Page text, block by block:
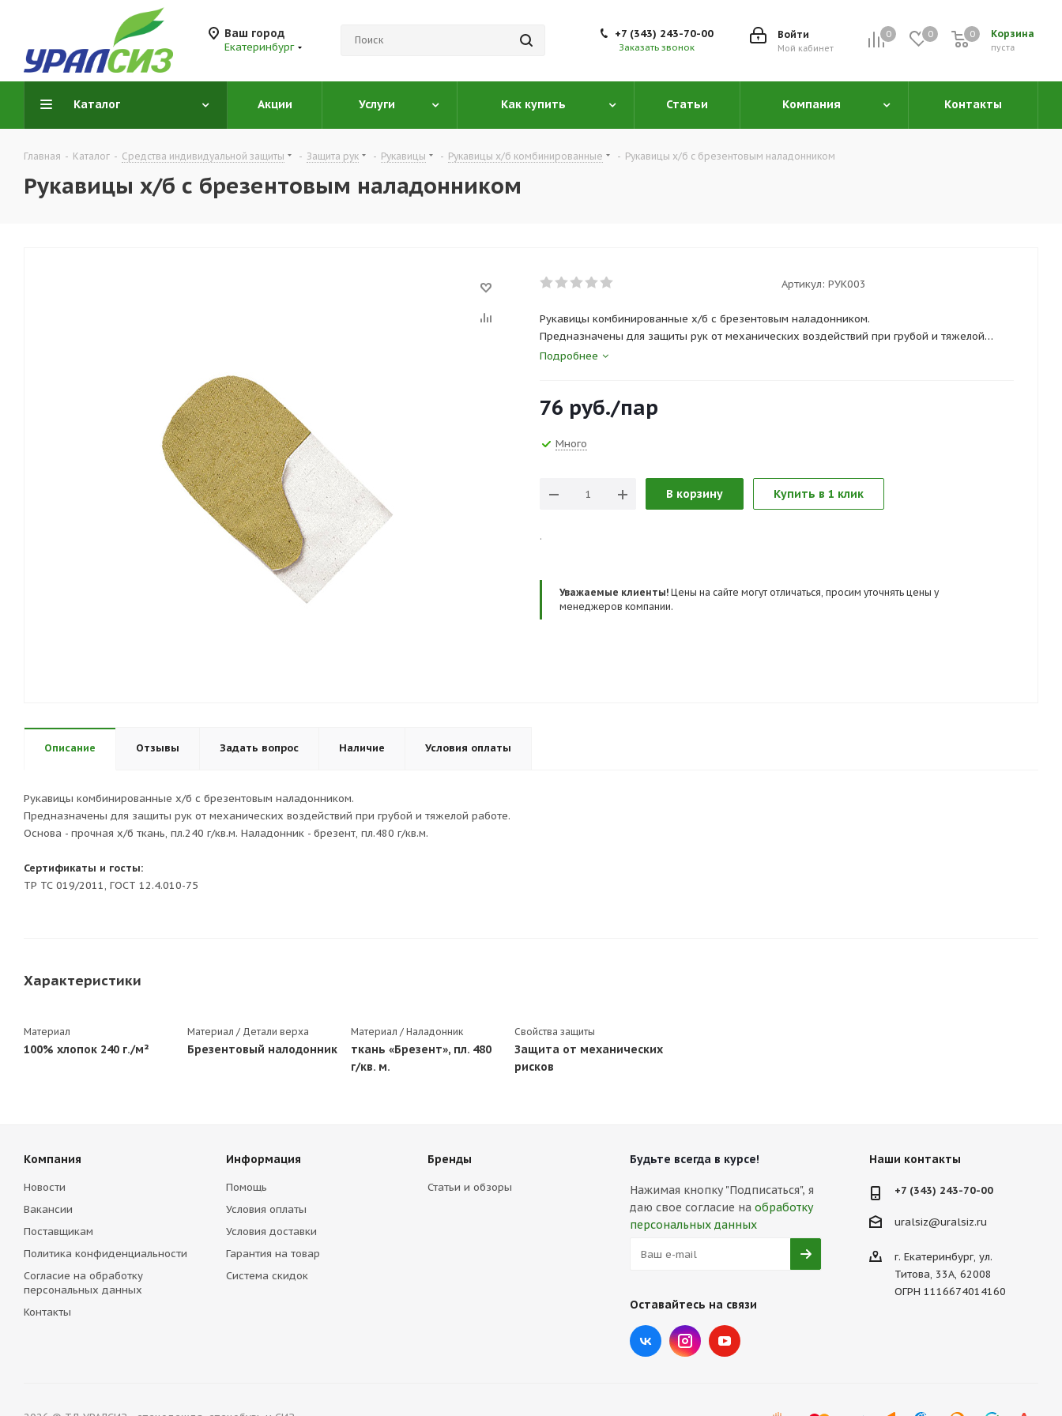
Ваш город
Екатеринбург
0 0 Корзина
0
пуста
0
Войти
Мой кабинет
+7 (343) 243-70-00
Заказать звонок
Каталог Акции Услуги Как купить Статьи Компания Контакты
Главная - Каталог - Средства индивидуальной защиты - Защита рук - Рукавицы - Рукавицы х/б комбинированные - Рукавицы х/б с брезентовым наладонником
Рукавицы х/б с брезентовым наладонником
Артикул: РУК003
Рукавицы комбинированные х/б с брезентовым наладонником.
Предназначены для защиты рук от механических воздействий при грубой и тяжелой
работе.
Сертификаты и госты:
ТР ТС 019/2011, ГОСТ 12.4.010-75
Подробнее
76 руб./пар
Много
В корзину Купить в 1 клик
.
Уважаемые клиенты! Цены на сайте могут отличаться, просим уточнять цены у
менеджеров компании.
Описание Отзывы Задать вопрос Наличие Условия оплаты
Рукавицы комбинированные х/б с брезентовым наладонником.
Предназначены для защиты рук от механических воздействий при грубой и тяжелой работе.
Основа - прочная х/б ткань, пл.240 г/кв.м. Наладонник - брезент, пл.480 г/кв.м.
Сертификаты и госты:
ТР ТС 019/2011, ГОСТ 12.4.010-75
Характеристики
Материал
100% хлопок 240 г./м²
Материал / Детали верха
Брезентовый налодонник
Материал / Наладонник
ткань «Брезент», пл. 480
г/кв. м.
Свойства защиты
Защита от механических
рисков
Компания
Новости
Вакансии
Поставщикам
Политика конфиденциальности
Согласие на обработку
персональных данных
Контакты
Информация
Помощь
Условия оплаты
Условия доставки
Гарантия на товар
Система скидок
Бренды
Статьи и обзоры
Будьте всегда в курсе!
Нажимая кнопку "Подписаться", я
даю свое согласие на обработку
персональных данных
Оставайтесь на связи
Наши контакты
+7 (343) 243-70-00
uralsiz@uralsiz.ru
г. Екатеринбург, ул.
Титова, 33А, 62008
ОГРН 1116674014160